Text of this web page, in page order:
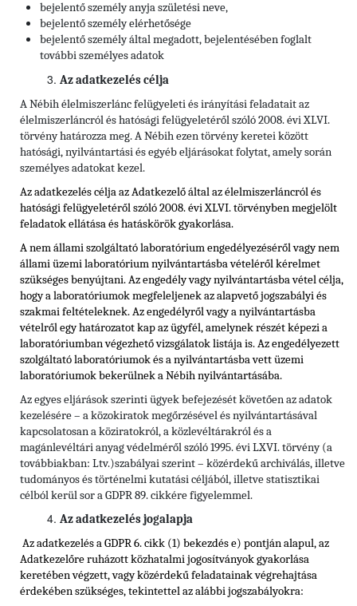
bejelentő személy anyja születési neve,
bejelentő személy elérhetősége
bejelentő személy által megadott, bejelentésében foglalt
további személyes adatok
Az adatkezelés célja
A Nébih élelmiszerlánc felügyeleti és irányítási feladatait az
élelmiszerláncról és hatósági felügyeletéről szóló 2008. évi XLVI.
törvény határozza meg. A Nébih ezen törvény keretei között
hatósági, nyilvántartási és egyéb eljárásokat folytat, amely során
személyes adatokat kezel.
Az adatkezelés célja az Adatkezelő által az élelmiszerláncról és
hatósági felügyeletéről szóló 2008. évi XLVI. törvényben megjelölt
feladatok ellátása és hatáskörök gyakorlása.
A nem állami szolgáltató laboratórium engedélyezéséről vagy nem
állami üzemi laboratórium nyilvántartásba vételéről kérelmet
szükséges benyújtani. Az engedély vagy nyilvántartásba vétel célja,
hogy a laboratóriumok megfeleljenek az alapvető jogszabályi és
szakmai feltételeknek. Az engedélyről vagy a nyilvántartásba
vételről egy határozatot kap az ügyfél, amelynek részét képezi a
laboratóriumban végezhető vizsgálatok listája is. Az engedélyezett
szolgáltató laboratóriumok és a nyilvántartásba vett üzemi
laboratóriumok bekerülnek a Nébih nyilvántartásába.
Az egyes eljárások szerinti ügyek befejezését követően az adatok
kezelésére – a közokiratok megőrzésével és nyilvántartásával
kapcsolatosan a köziratokról, a közlevéltárakról és a
magánlevéltári anyag védelméről szóló 1995. évi LXVI. törvény (a
továbbiakban: Ltv.)szabályai szerint – közérdekű archiválás, illetve
tudományos és történelmi kutatási céljából, illetve statisztikai
célból kerül sor a GDPR 89. cikkére figyelemmel.
Az adatkezelés jogalapja
Az adatkezelés a GDPR 6. cikk (1) bekezdés e) pontján alapul, az
Adatkezelőre ruházott közhatalmi jogosítványok gyakorlása
keretében végzett, vagy közérdekű feladatainak végrehajtása
érdekében szükséges, tekintettelaz alábbi jogszabályokra: